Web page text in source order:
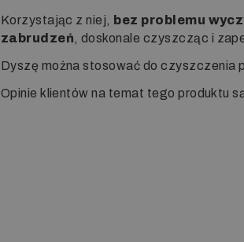
Korzystając z niej, bez problemu
zabrudzeń, doskonale czyszcząc i
Dyszę można stosować do czyszczenia
Opinie klientów na temat tego produktu